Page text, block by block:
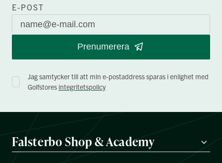
E-POST
Prenumerera
Jag samtycker till att min e-postaddress sparas i enlighet med
Golfstores integritetspolicy
Falsterbo Shop & Academy